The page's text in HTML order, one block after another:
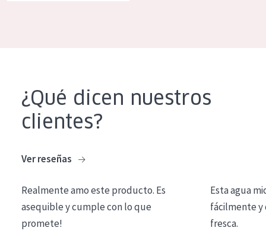
TIPO DE PIEL
Piel normal y seca
Piel madura
Piel expuesta al sol
¿Qué dicen nuestros
clientes?
Ver reseñas
Realmente amo este producto. Es
asequible y cumple con lo que
promete!
Esta agua
fácilmente y
fresca.